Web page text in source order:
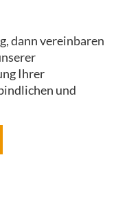
dann vereinbaren
Ihrer
und